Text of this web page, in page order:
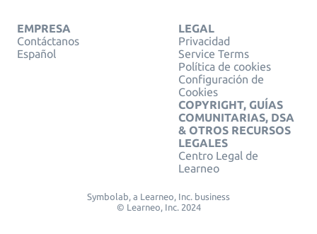
EMPRESA
Contáctanos
Español
LEGAL
Privacidad
Service Terms
Política de cookies
Configuración de
Cookies
COPYRIGHT, GUÍAS
COMUNITARIAS, DSA
& OTROS RECURSOS
LEGALES
Centro Legal de
Learneo
Symbolab, a Learneo, Inc. business
© Learneo, Inc. 2024